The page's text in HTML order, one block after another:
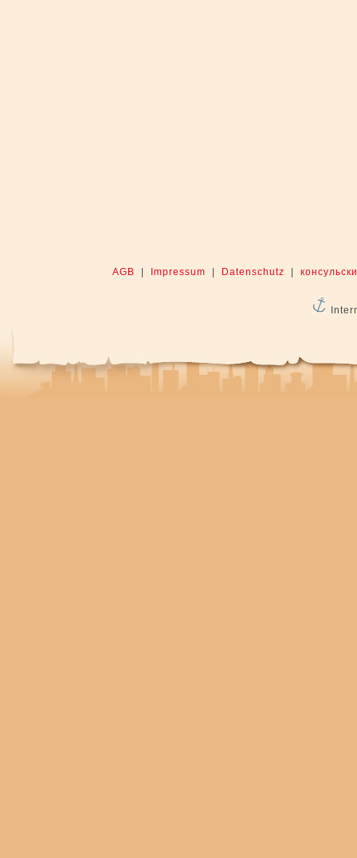
AGB Impressum Datenschutz